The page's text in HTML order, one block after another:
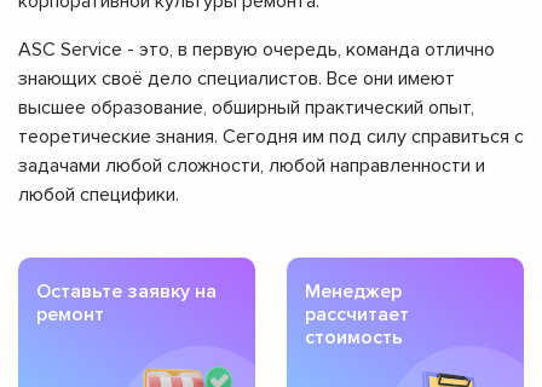
ASC Service - это, в первую очередь, команда отлично
знающих своё дело специалистов. Все они имеют
высшее образование, обширный практический опыт,
теоретические знания. Сегодня им под силу справиться с
задачами любой сложности, любой направленности и
любой специфики.
Оставьте заявку на
ремонт
Менеджер
рассчитает
стоимость